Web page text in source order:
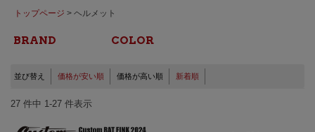
トップページ > ヘルメット
BRAND COLOR
並び替え 価格が安い順 価格が高い順 新着順
27 件中 1-27 件表示